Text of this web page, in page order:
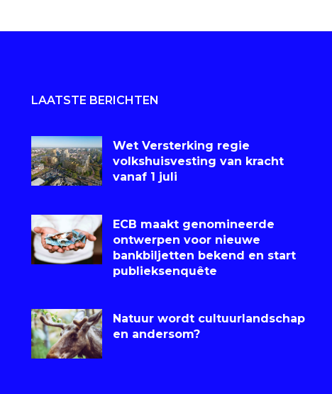
LAATSTE BERICHTEN
Wet Versterking regie
volkshuisvesting van kracht
vanaf 1 juli
ECB maakt genomineerde
ontwerpen voor nieuwe
bankbiljetten bekend en start
publieksenquête
Natuur wordt cultuurlandschap
en andersom?